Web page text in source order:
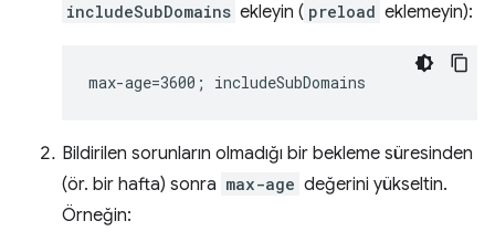
includeSubDomains ekleyin ( preload eklemeyin):
Bildirilen sorunların olmadığı bir bekleme süresinden
(ör. bir hafta) sonra max-age değerini yükseltin.
Örneğin: